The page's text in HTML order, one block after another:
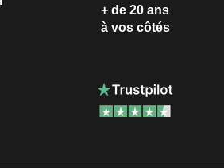
+ de 20 ans
à vos côtés